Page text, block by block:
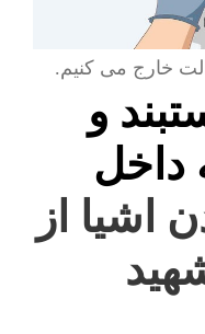
خارج می کنیم.
و
داخل
اشیا از